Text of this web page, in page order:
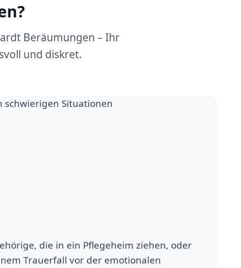
Beräumungen – Ihr
und diskret.
die in ein Pflegeheim ziehen, oder
Trauerfall vor der emotionalen